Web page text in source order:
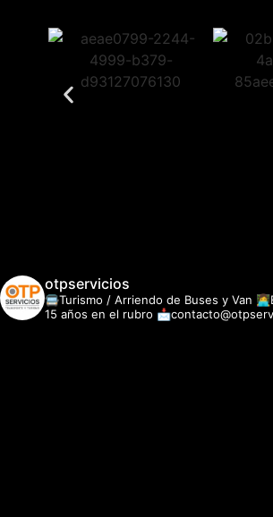
otpservicios
🚍Turismo / Arriendo de Buses y Van
15 años en el rubro